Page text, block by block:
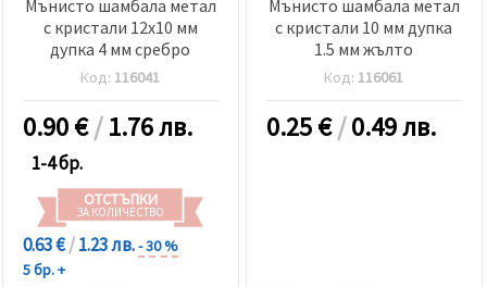
Мънисто шамбала метал
с кристали 12x10 мм
дупка 4 мм сребро
Код: 116041
0.90€/1.76 лв.
1-4 бр.
ОТСТЪПКИ
ЗА КОЛИЧЕСТВО
0.63 €/1.23 лв.- 30 %
5 бр. +
Мънисто шамбала метал
с кристали 10 мм дупка
1.5 мм жълто
Код: 116061
0.25€/0.49 лв.